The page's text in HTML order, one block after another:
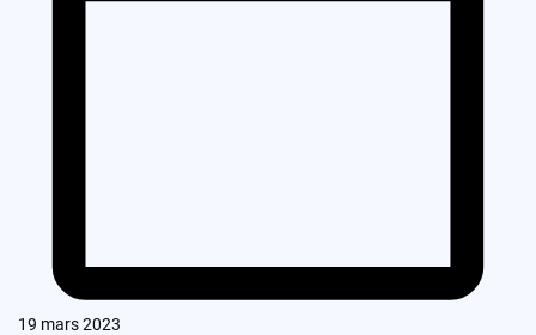
19 mars 2023